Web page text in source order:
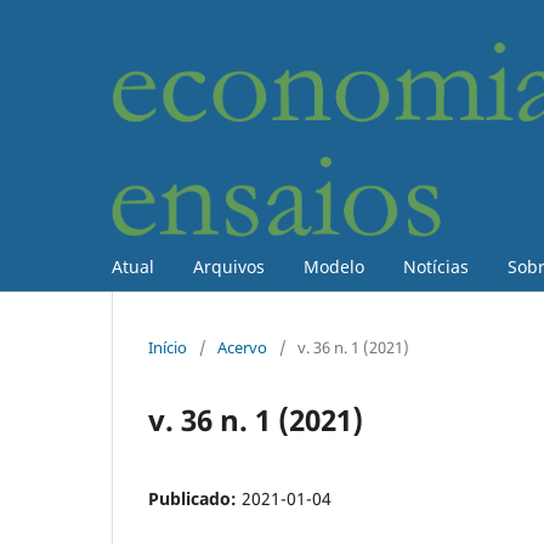
Atual Arquivos Modelo Notícias
Início / Acervo / v. 36 n. 1 (2021)
v. 36 n. 1 (2021)
Publicado: 2021-01-04